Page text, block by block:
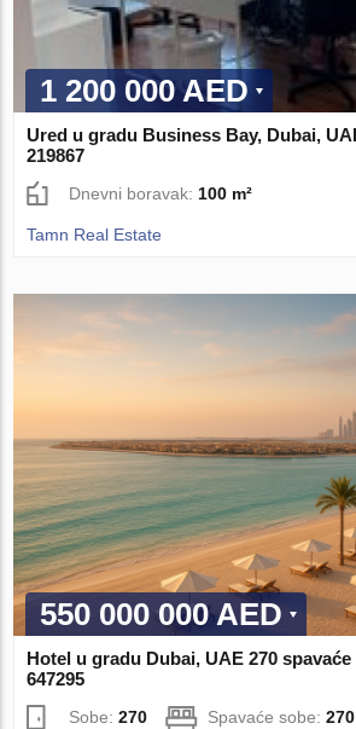
1 200 000 AED
Ured u gradu Business Bay, Dubai,
219867
Dnevni boravak: 100 m²
Tamn Real Estate
550 000 000 AED
Hotel u gradu Dubai, UAE 270
647295
Sobe:270 Spavaće sobe:270